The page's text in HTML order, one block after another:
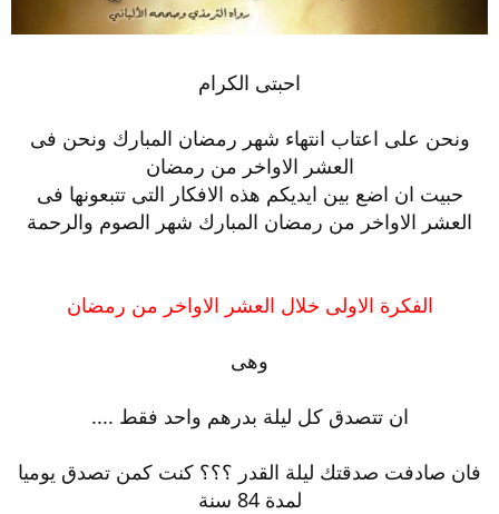
احبتى الكرام
ونحن على اعتاب انتهاء شهر رمضان المبارك ونحن فى
العشر الاواخر من رمضان
حبيت ان اضع بين ايديكم هذه الافكار التى تتبعونها فى
العشر الاواخر من رمضان المبارك شهر الصوم والرحمة
الفكرة الاولى خلال العشر الاواخر من رمضان
وهى
ان تتصدق كل ليلة بدرهم واحد فقط ....
فان صادفت صدقتك ليلة القدر ؟؟؟ كنت كمن تصدق يوميا
لمدة 84 سنة